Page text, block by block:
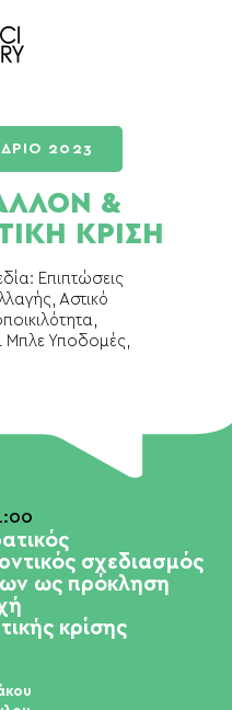
2023
&
ΚΡΙΣΗ
Επιπτώσεις
Αστικό
Μπλε Υποδομές,
:00
σχεδιασμός
ως πρόκληση
κρίσης